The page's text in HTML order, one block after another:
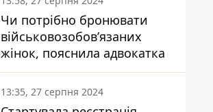
Чи потрібно бронювати
військовозобов’язаних
жінок, пояснила адвокатка
13:35, 27 серпня 2024